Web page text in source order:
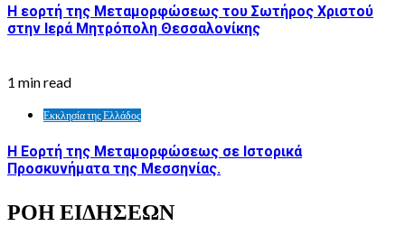
Η εορτή της Μεταμορφώσεως του Σωτήρος Χριστού
στην Ιερά Μητρόπολη Θεσσαλονίκης
1 min read
Εκκλησία της Ελλάδος
Η Εορτή της Μεταμορφώσεως σε Ιστορικά
Προσκυνήματα της Μεσσηνίας.
ΡΟΗ ΕΙΔΗΣΕΩΝ